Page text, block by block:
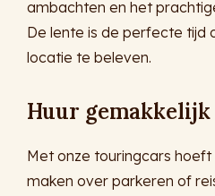
ambachten en het
De lente is de perfecte tijd
locatie te beleven.
Huur
Met onze touringcars
maken over parkeren of